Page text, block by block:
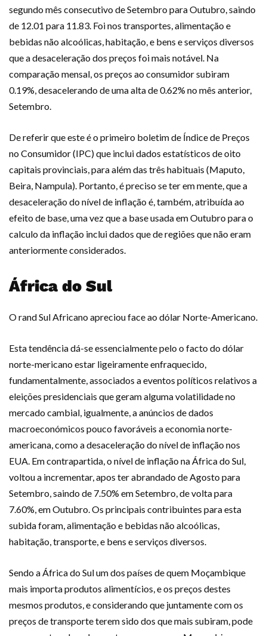
segundo mês consecutivo de Setembro para Outubro, saindo
de 12.01 para 11.83. Foi nos transportes, alimentação e
bebidas não alcoólicas, habitação, e bens e serviços diversos
que a desaceleração dos preços foi mais notável. Na
comparação mensal, os preços ao consumidor subiram
0.19%, desacelerando de uma alta de 0.62% no mês anterior,
Setembro.
De referir que este é o primeiro boletim de Índice de Preços
no Consumidor (IPC) que inclui dados estatísticos de oito
capitais provinciais, para além das três habituais (Maputo,
Beira, Nampula). Portanto, é preciso se ter em mente, que a
desaceleração do nível de inflação é, também, atribuída ao
efeito de base, uma vez que a base usada em Outubro para o
calculo da inflação inclui dados que de regiões que não eram
anteriormente considerados.
África do Sul
O rand Sul Africano apreciou face ao dólar Norte-Americano.
Esta tendência dá-se essencialmente pelo o facto do dólar
norte-mericano estar ligeiramente enfraquecido,
fundamentalmente, associados a eventos políticos relativos a
eleições presidenciais que geram alguma volatilidade no
mercado cambial, igualmente, a anúncios de dados
macroeconómicos pouco favoráveis a economia norte-
americana, como a desaceleração do nível de inflação nos
EUA. Em contrapartida, o nível de inflação na África do Sul,
voltou a incrementar, apos ter abrandado de Agosto para
Setembro, saindo de 7.50% em Setembro, de volta para
7.60%, em Outubro. Os principais contribuintes para esta
subida foram, alimentação e bebidas não alcoólicas,
habitação, transporte, e bens e serviços diversos.
Sendo a África do Sul um dos países de quem Moçambique
mais importa produtos alimentícios, e os preços destes
mesmos produtos, e considerando que juntamente com os
preços de transporte terem sido dos que mais subiram, pode